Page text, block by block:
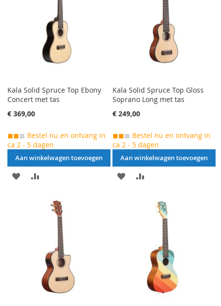
VERGELIJKEN
VERGELIJKEN
Kala Solid Spruce Top Ebony
Concert met tas
€ 369,00
◼◼◼ Bestel nu en ontvang in
ca 2 - 5 dagen
Aan winkelwagen toevoegen
AAN
TOEVOEGEN
OM
VERGELIJKEN
Kala Solid Spruce Top Gloss
Soprano Long met tas
€ 249,00
◼◼◼ Bestel nu en ontvang in
ca 2 - 5 dagen
Aan winkelwagen toevoegen
AAN
TOEVOEGEN
OM
VERGELIJKEN